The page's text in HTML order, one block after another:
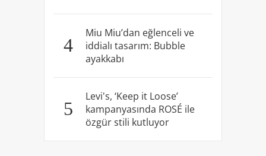
4
Miu Miu’dan eğlenceli ve
iddialı tasarım: Bubble
ayakkabı
5
Levi's, ‘Keep it Loose’
kampanyasında ROSÉ ile
özgür stili kutluyor